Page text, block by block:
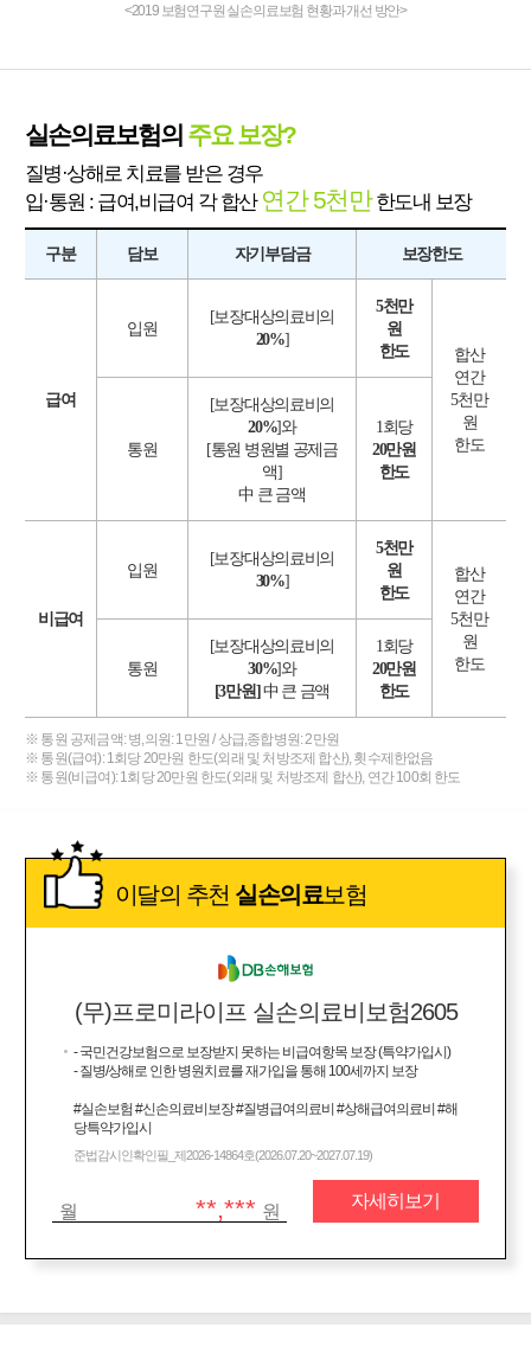
<2019 보험연구원 실손의료보험 현황과 개선 방안>
실손의료보험의 주요 보장?
질병·상해로 치료를 받은 경우
입·통원 : 급여,비급여 각 합산 연간 5천만한도내 보장
구분 담보 자기부담금 보장한도
급여
입원
[보장대상의료비의
20%]
5천만
원
한도
합산
연간
5천만
원
한도
통원
[보장대상의료비의
20%]와
[통원 병원별 공제금
액]
中 큰 금액
1회당
20만원
한도
비급여
입원
[보장대상의료비의
30%]
5천만
원
한도
합산
연간
5천만
원
한도
통원
[보장대상의료비의
30%]와
[3만원] 中 큰 금액
1회당
20만원
한도
※ 통원 공제금액: 병,의원: 1만원 / 상급,종합병원: 2만원
※ 통원(급여): 1회당 20만원 한도(외래 및 처방조제 합산), 횟수제한없음
※ 통원(비급여): 1회당 20만원 한도(외래 및 처방조제 합산), 연간 100회 한도
이달의 추천 실손의료보험
(무)프로미라이프 실손의료비보험2605
- 국민건강보험으로 보장받지 못하는 비급여항목 보장 (특약가입시)
- 질병/상해로 인한 병원치료를 재가입을 통해 100세까지 보장
#실손보험 #신손의료비보장 #질병급여의료비 #상해급여의료비 #해
당특약가입시
준법감시인확인필_제2026-14864호(2026.07.20~2027.07.19)
월 **,*** 원
자세히보기